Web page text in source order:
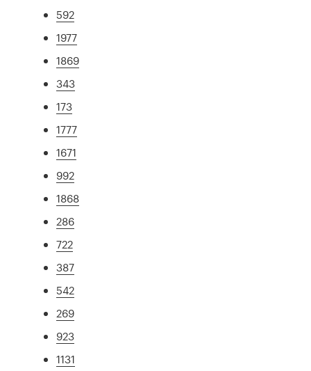
592
1977
1869
343
173
1777
1671
992
1868
286
722
387
542
269
923
1131